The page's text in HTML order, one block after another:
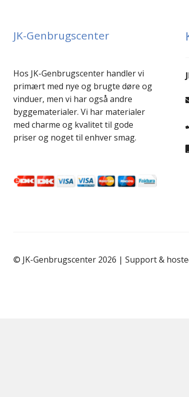
Runde og special-vinduer
Støbejernsvindue
Tophængte vinduer
Vinduesparti
JK-Genbrugscenter
Hos JK-Genbrugscenter handler vi
primært med nye og brugte døre og
vinduer, men vi har også andre
byggematerialer. Vi har materialer
med charme og kvalitet til gode
priser og noget til enhver smag.
© JK-Genbrugscenter 2026 | Support &